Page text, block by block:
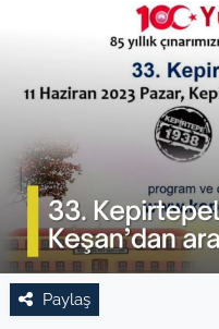
Paylaş
TARIM VE
KÜLTÜR SANAT
RESMİ İLAN
SPOR
YAŞAM